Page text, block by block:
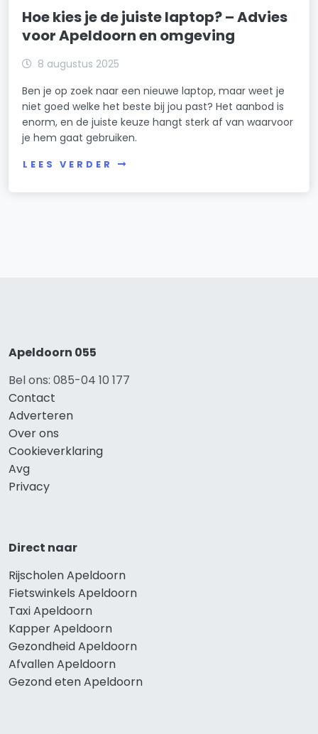
Hoe kies je de juiste laptop? – Advies
voor Apeldoorn en omgeving
8 augustus 2025
Ben je op zoek naar een nieuwe laptop, maar weet je
niet goed welke het beste bij jou past? Het aanbod is
enorm, en de juiste keuze hangt sterk af van waarvoor
je hem gaat gebruiken.
LEES VERDER
Apeldoorn 055
Bel ons: 085-04 10 177
Contact
Adverteren
Over ons
Cookieverklaring
Avg
Privacy
Direct naar
Rijscholen Apeldoorn
Fietswinkels Apeldoorn
Taxi Apeldoorn
Kapper Apeldoorn
Gezondheid Apeldoorn
Afvallen Apeldoorn
Gezond eten Apeldoorn